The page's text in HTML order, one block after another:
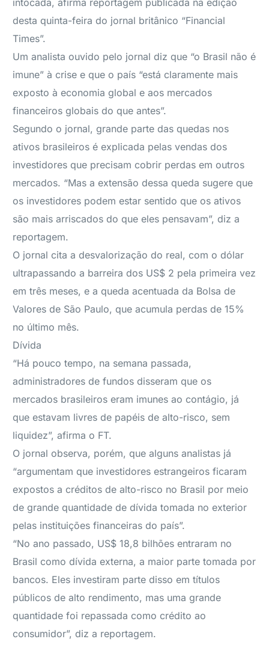
intocada, afirma reportagem publicada na edição
desta quinta-feira do jornal britânico “Financial
Times”.
Um analista ouvido pelo jornal diz que “o Brasil não é
imune” à crise e que o país “está claramente mais
exposto à economia global e aos mercados
financeiros globais do que antes”.
Segundo o jornal, grande parte das quedas nos
ativos brasileiros é explicada pelas vendas dos
investidores que precisam cobrir perdas em outros
mercados. “Mas a extensão dessa queda sugere que
os investidores podem estar sentido que os ativos
são mais arriscados do que eles pensavam”, diz a
reportagem.
O jornal cita a desvalorização do real, com o dólar
ultrapassando a barreira dos US$ 2 pela primeira vez
em três meses, e a queda acentuada da Bolsa de
Valores de São Paulo, que acumula perdas de 15%
no último mês.
Dívida
“Há pouco tempo, na semana passada,
administradores de fundos disseram que os
mercados brasileiros eram imunes ao contágio, já
que estavam livres de papéis de alto-risco, sem
liquidez”, afirma o FT.
O jornal observa, porém, que alguns analistas já
“argumentam que investidores estrangeiros ficaram
expostos a créditos de alto-risco no Brasil por meio
de grande quantidade de dívida tomada no exterior
pelas instituições financeiras do país”.
“No ano passado, US$ 18,8 bilhões entraram no
Brasil como dívida externa, a maior parte tomada por
bancos. Eles investiram parte disso em títulos
públicos de alto rendimento, mas uma grande
quantidade foi repassada como crédito ao
consumidor”, diz a reportagem.